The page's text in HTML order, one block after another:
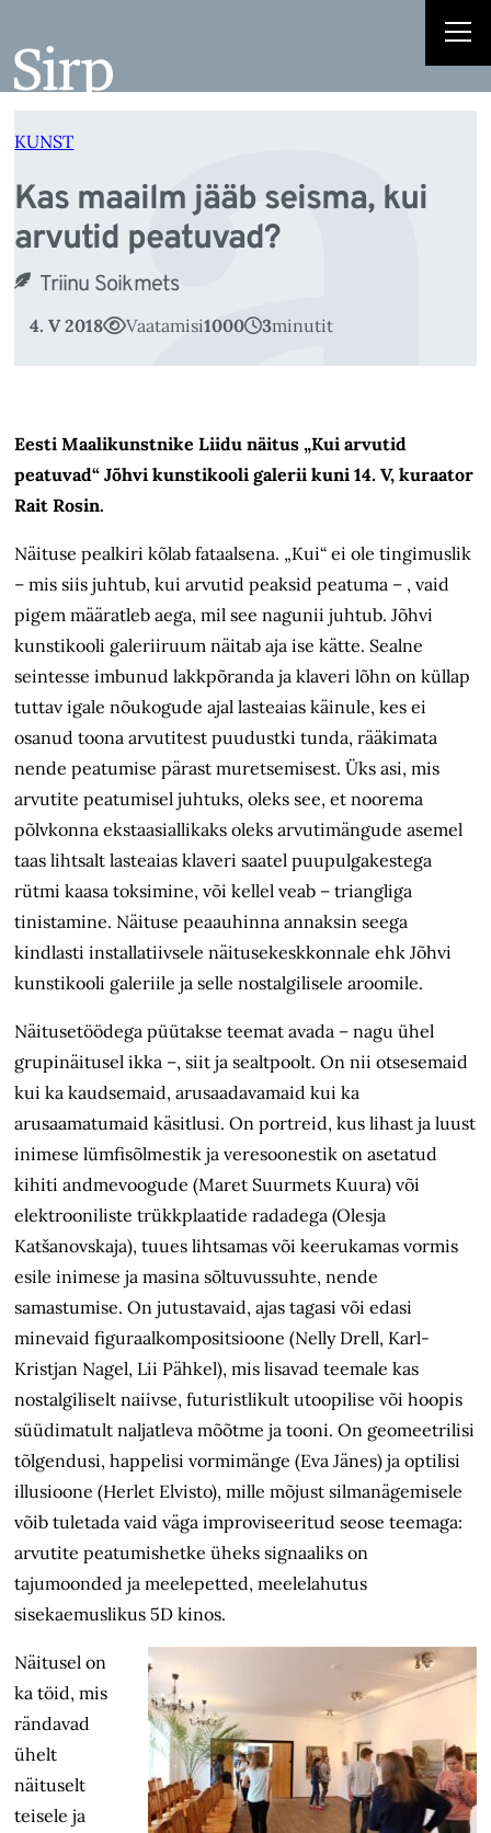
juurde
KUNST
Kas maailm jääb seisma, kui
arvutid peatuvad?
Triinu Soikmets
4. V 2018 Vaatamisi1000 3minutit
Eesti Maalikunstnike Liidu näitus „Kui arvutid
peatuvad“ Jõhvi kunstikooli galerii kuni 14. V, kuraator
Rait Rosin.
Näituse pealkiri kõlab fataalsena. „Kui“ ei ole tingimuslik
– mis siis juhtub, kui arvutid peaksid peatuma – , vaid
pigem määratleb aega, mil see nagunii juhtub. Jõhvi
kunstikooli galeriiruum näitab aja ise kätte. Sealne
seintesse imbunud lakkpõranda ja klaveri lõhn on küllap
tuttav igale nõukogude ajal lasteaias käinule, kes ei
osanud toona arvutitest puudustki tunda, rääkimata
nende peatumise pärast muretsemisest. Üks asi, mis
arvutite peatumisel juhtuks, oleks see, et noorema
põlvkonna ekstaasiallikaks oleks arvutimängude asemel
taas lihtsalt lasteaias klaveri saatel puupulgakestega
rütmi kaasa toksimine, või kellel veab – triangliga
tinistamine. Näituse peaauhinna annaksin seega
kindlasti installatiivsele näitusekeskkonnale ehk Jõhvi
kunstikooli galeriile ja selle nostalgilisele aroomile.
Näitusetöödega püütakse teemat avada – nagu ühel
grupinäitusel ikka –, siit ja sealtpoolt. On nii otsesemaid
kui ka kaudsemaid, arusaadavamaid kui ka
arusaamatumaid käsitlusi. On portreid, kus lihast ja luust
inimese lümfisõlmestik ja veresoonestik on asetatud
kihiti andmevoogude (Maret Suurmets Kuura) või
elektrooniliste trükkplaatide radadega (Olesja
Katšanovskaja), tuues lihtsamas või keerukamas vormis
esile inimese ja masina sõltuvussuhte, nende
samastumise. On jutustavaid, ajas tagasi või edasi
minevaid figuraalkompositsioone (Nelly Drell, Karl-
Kristjan Nagel, Lii Pähkel), mis lisavad teemale kas
nostalgiliselt naiivse, futuristlikult utoopilise või hoopis
süüdimatult naljatleva mõõtme ja tooni. On geomeetrilisi
tõlgendusi, happelisi vormimänge (Eva Jänes) ja optilisi
illusioone (Herlet Elvisto), mille mõjust silmanägemisele
võib tuletada vaid väga improviseeritud seose teemaga:
arvutite peatumishetke üheks signaaliks on
tajumoonded ja meelepetted, meelelahutus
sisekaemuslikus 5D kinos.
Näitusel on
ka töid, mis
rändavad
ühelt
näituselt
teisele ja